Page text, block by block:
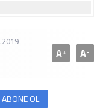
A+ A-
ABONE OL